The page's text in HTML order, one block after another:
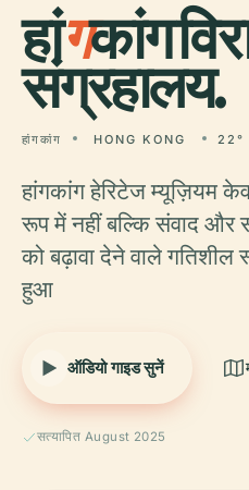
हांगकांग
संग्रहालय.
हांगकांग HONG KONG 22°
हांगकांग हेरिटेज म्यूज़ियम
रूप में नहीं बल्कि संवाद और
को बढ़ावा देने वाले
हुआ
ऑडियो गाइड सुनें
सत्यापित August 2025